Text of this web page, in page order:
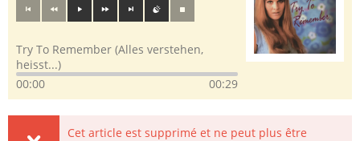
Try To Remember (Alles verstehen,
heisst...)
00:00
00:29
Cet article est supprimé et ne peut plus être